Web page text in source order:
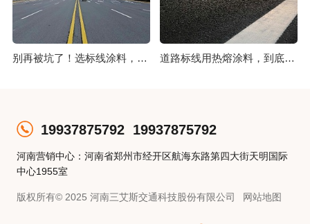
别再被坑了！选标线涂料，这几点比价格更重要 道路标线用热熔涂料，到底好在哪？
19937875792 19937875792
河南营销中心：河南省郑州市经开区航海东路第四大街天明国际
中心1955室
版权所有© 2025 河南三艾斯交通科技股份有限公司 网站地图